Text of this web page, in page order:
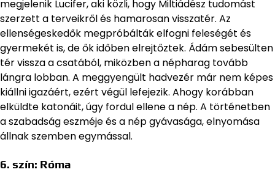
megjelenik Lucifer, aki közli, hogy Miltiádész tudomást
szerzett a terveikről és hamarosan visszatér. Az
ellenségeskedők megpróbálták elfogni feleségét és
gyermekét is, de ők időben elrejtőztek. Ádám sebesülten
tér vissza a csatából, miközben a népharag tovább
lángra lobban. A meggyengült hadvezér már nem képes
kiállni igazáért, ezért végül lefejezik. Ahogy korábban
elküldte katonáit, úgy fordul ellene a nép. A történetben
a szabadság eszméje és a nép gyávasága, elnyomása
állnak szemben egymással.
6. szín: Róma